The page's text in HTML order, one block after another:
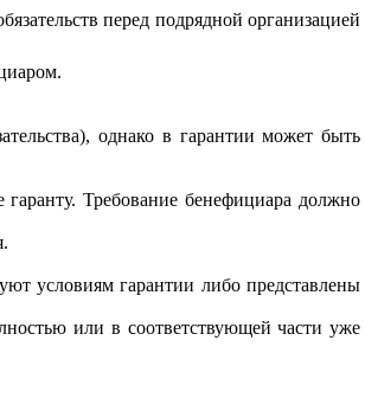
перед подрядной организацией
однако в гарантии может быть
Требование бенефициара должно
условиям гарантии либо представлены
или в соответствующей части уже